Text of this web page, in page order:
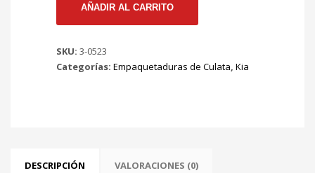
CULATA
KIA
02/06
Mt
AÑADIR AL CARRITO
SKU: 3-0523
Categorías: Empaquetaduras de Culata, Kia
DESCRIPCIÓN VALORACIONES (0)